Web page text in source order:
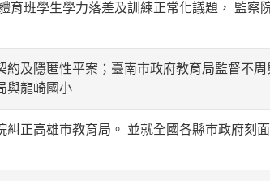
育班學生學力落差及訓練正常化議題， 監察
約及隱匿性平案；臺南市政府教育局監督不
與龍崎國小
糾正高雄市教育局。 並就全國各縣市政府刻